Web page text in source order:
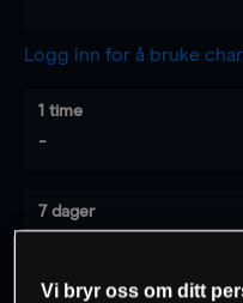
Logg inn for å bruke
1 time
-
7 dager
Vi bryr oss om ditt